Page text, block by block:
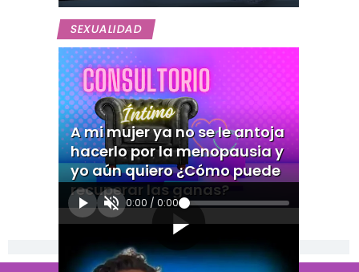
SEXUALIDAD
A mi mujer ya no se le antoja
hacerlo por la menopausia y
yo aún quiero ¿Cómo puede
recuperar las ganas?
0:00 / 0:00
[Publicidad]